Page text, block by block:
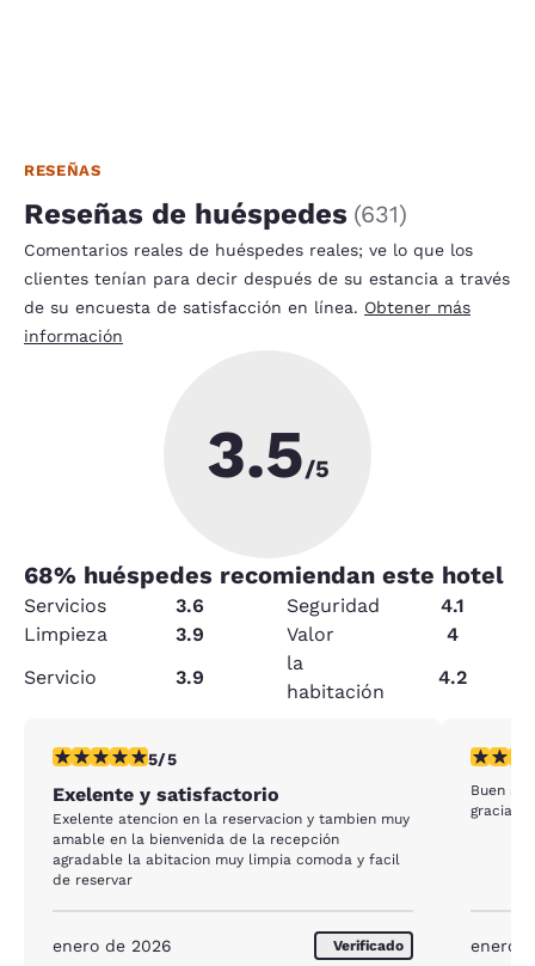
RESEÑAS
Reseñas de huéspedes (631)
Comentarios reales de huéspedes reales; ve lo que los
clientes tenían para decir después de su estancia a través
de su encuesta de satisfacción en línea. Obtener más
información
3.5/5
68% huéspedes recomiendan este hotel
Servicios 3.6 Seguridad
4.1
Limpieza
3.9 Valor
4
Servicio
3.9
la
habitación
4.2
calificación de 5 estrellas. Excepcional. 1 reseña
5/5
Exelente y satisfactorio
Exelente atencion en la reservacion y tambien muy
amable en la bienvenida de la recepción
agradable la abitacion muy limpia comoda y facil
de reservar
enero de 2026 Verificado
Buen
gracias
enero